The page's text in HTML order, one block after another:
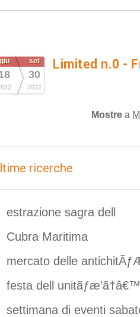
giu set
30
2022
Limited n.0 -
Mostre a
ricerche
estrazione sagra dell
Cubra Maritima
mercato delle
festa dell
settimana di eventi